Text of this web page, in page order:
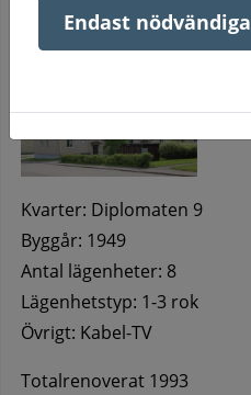
Kvarter: Diplomaten 9
Byggår: 1949
Antal lägenheter: 8
Lägenhetstyp: 1-3 rok
Övrigt: Kabel-TV
Totalrenoverat 1993
Endast nödvändiga